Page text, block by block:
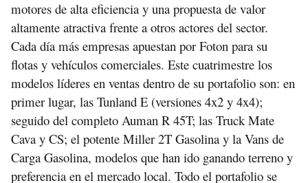
motores de alta eficiencia y una propuesta de valor
altamente atractiva frente a otros actores del sector.
Cada día más empresas apuestan por Foton para su
flotas y vehículos comerciales. Este cuatrimestre los
modelos líderes en ventas dentro de su portafolio son: en
primer lugar, las Tunland E (versiones 4x2 y 4x4);
seguido del completo Auman R 45T; las Truck Mate
Cava y CS; el potente Miller 2T Gasolina y la Vans de
Carga Gasolina, modelos que han ido ganando terreno y
preferencia en el mercado local. Todo el portafolio se